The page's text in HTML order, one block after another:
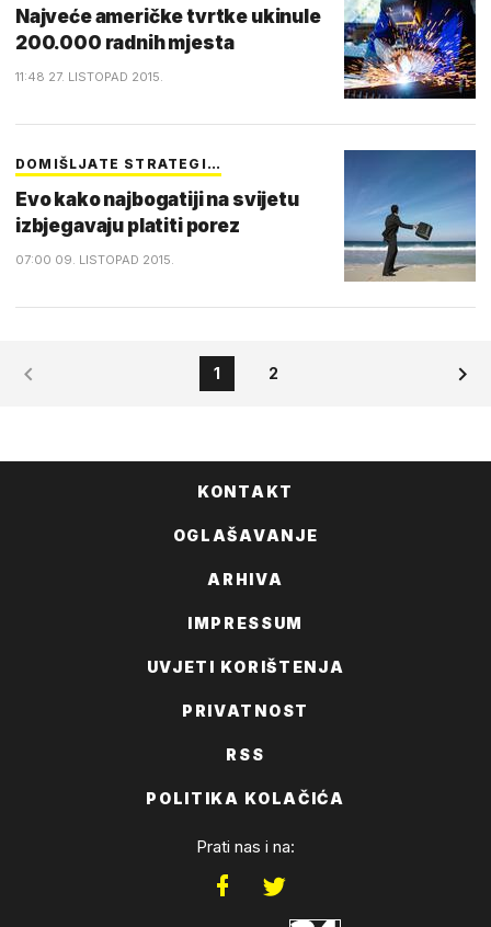
Najveće američke tvrtke ukinule
200.000 radnih mjesta
11:48 27. LISTOPAD 2015.
DOMIŠLJATE STRATEGI…
Evo kako najbogatiji na svijetu
izbjegavaju platiti porez
07:00 09. LISTOPAD 2015.
1 2
KONTAKT
OGLAŠAVANJE
ARHIVA
IMPRESSUM
UVJETI KORIŠTENJA
PRIVATNOST
RSS
POLITIKA KOLAČIĆA
Prati nas i na: